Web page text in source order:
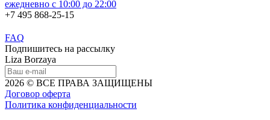
ежедневно с 10:00 до 22:00
+7 495 868-25-15
FAQ
Подпишитесь на рассылку
Liza Borzaya
2026 © ВСЕ ПРАВА ЗАЩИЩЕНЫ
Договор оферта
Политика конфиденциальности